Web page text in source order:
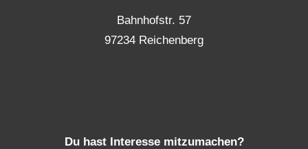
Bahnhofstr. 57
97234 Reichenberg
Du hast Interesse mitzumachen?